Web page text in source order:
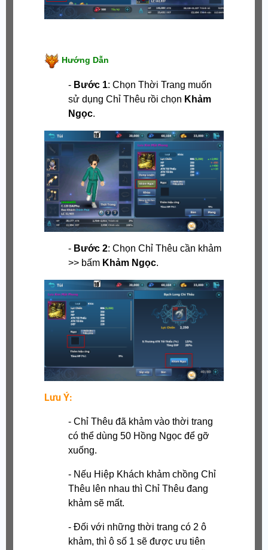
Hướng Dẫn
- Bước 1: Chọn Thời Trang muốn
sử dụng Chỉ Thêu rồi chọn Khảm
Ngọc.
- Bước 2: Chọn Chỉ Thêu cần khảm
>> bấm Khảm Ngọc.
Lưu Ý:
- Chỉ Thêu đã khảm vào thời trang
có thể dùng 50 Hồng Ngọc để gỡ
xuống.
- Nếu Hiệp Khách khảm chồng Chỉ
Thêu lên nhau thì Chỉ Thêu đang
khảm sẽ mất.
- Đối với những thời trang có 2 ô
khảm, thì ô số 1 sẽ được ưu tiên